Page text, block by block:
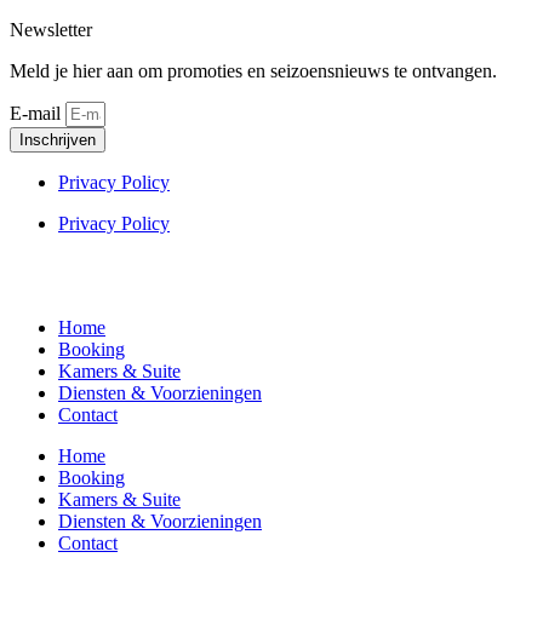
Newsletter
Meld je hier aan om promoties en seizoensnieuws te ontvangen.
E-mail
Inschrijven
Privacy Policy
Privacy Policy
Home
Booking
Kamers & Suite
Diensten & Voorzieningen
Contact
Home
Booking
Kamers & Suite
Diensten & Voorzieningen
Contact